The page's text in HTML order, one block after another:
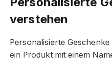
verstehen
Personalisierte
ein Produkt mit einem